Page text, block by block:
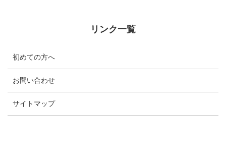
リンク一覧
初めての方へ
お問い合わせ
サイトマップ